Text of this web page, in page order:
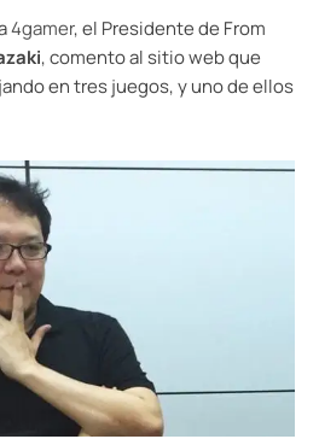
4gamer, el Presidente de From
, comento al sitio web que
en tres juegos, y uno de ellos